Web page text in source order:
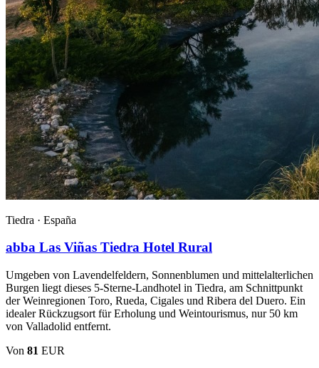
Tiedra · España
abba Las Viñas Tiedra Hotel Rural
Umgeben von Lavendelfeldern, Sonnenblumen und mittelalterlichen
Burgen liegt dieses 5-Sterne-Landhotel in Tiedra, am Schnittpunkt
der Weinregionen Toro, Rueda, Cigales und Ribera del Duero. Ein
idealer Rückzugsort für Erholung und Weintourismus, nur 50 km
von Valladolid entfernt.
Von 81 EUR